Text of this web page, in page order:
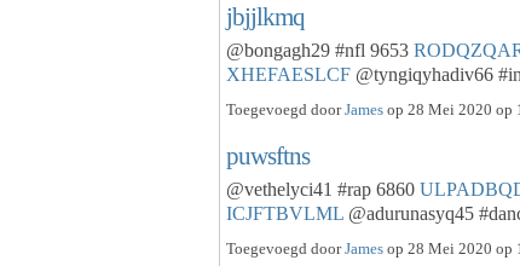
jbjjlkmq
@bongagh29 #nfl 9653
XHEFAESLCF @tyngiqyhadiv66
Toegevoegd doorJames op 28 Mei 2020 op
puwsftns
@vethelyci41 #rap 6860
ICJFTBVLML @adurunasyq45
Toegevoegd doorJames op 28 Mei 2020 op